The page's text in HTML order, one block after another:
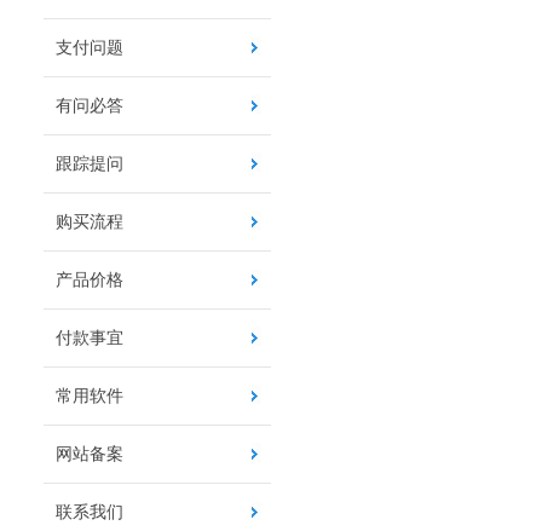
支付问题
有问必答
跟踪提问
购买流程
产品价格
付款事宜
常用软件
网站备案
联系我们